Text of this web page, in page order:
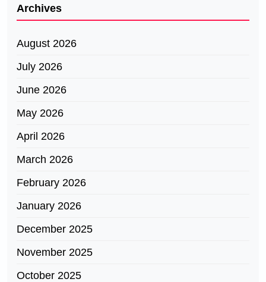
Archives
August 2026
July 2026
June 2026
May 2026
April 2026
March 2026
February 2026
January 2026
December 2025
November 2025
October 2025